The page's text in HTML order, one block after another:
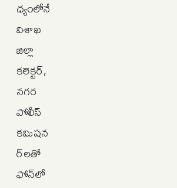
ధ్యంలోనే
విశాఖ
జిల్లా
కలెక్టర్,
నగర
పోలీస్
కమిషన
ర్‌లతో
ఫోన్‌లో